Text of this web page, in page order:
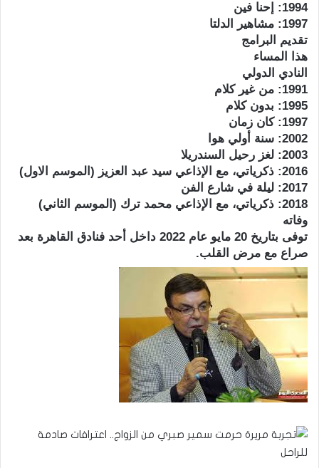
1994: إحنا فين
1997: مشاهير الدلتا
تقديم البرامج
هذا المساء
النادي الدولي
1991: من غير كلام
1995: بدون كلام
1997: كان زمان
2002: سنة أولي هوا
2003: لغز رحيل السندريلا
2016: ذكرياتي، مع الإذاعي سيد عبد العزيز (الموسم الاول)
2017: ليلة في شارع الفن
2018: ذكرياتي، مع الإذاعي محمد ترك (الموسم الثاني)
وفاته
توفى بتاريخ 20 مايو عام 2022 داخل أحد فنادق القاهرة بعد
صراع مع مرض القلب.